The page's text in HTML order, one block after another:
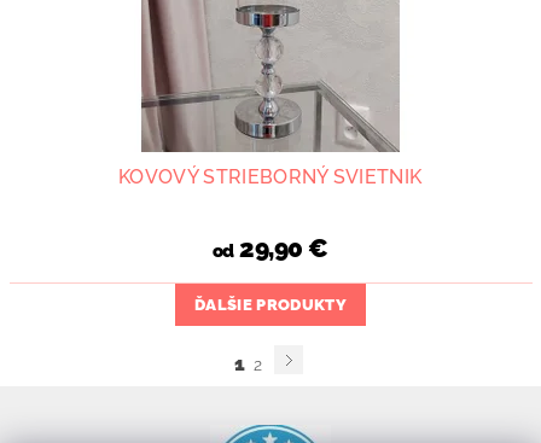
KOVOVÝ STRIEBORNÝ SVIETNIK
od29,90 €
ĎALŠIE PRODUKTY
1 2